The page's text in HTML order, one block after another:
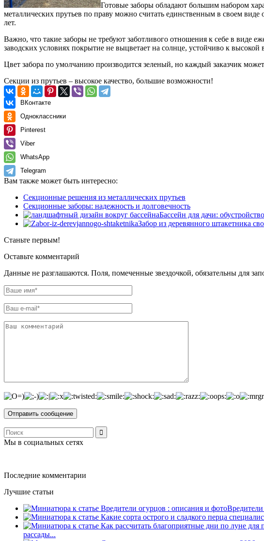
Готовые заборы обладают большим набором
металлических прутьев по праву можно считать единственным в своем
лет.
Важно, что такие заборы не требуют заботливого отношения к себе в виде
заводских условиях покрытие не выцветает на солнце, устойчиво к
Цвет забора по умолчанию производится зеленый, но каждый заказчик
Секции из прутьев – высокое качество, большие возможности!
ВКонтакте
Одноклассники
Pinterest
Viber
WhatsApp
Telegram
Вам также может быть интересно:
Секционные решения из металлических прутьев
Секционные заборы: надежность и долговечность
Бассейн для дачи:
Забор из деревянного штакетника
Станьте первым!
Оставьте комментарий
Данные не разглашаются. Поля, помеченные звездочкой, обязательны для
Мы в социальных сетях
Последние комментарии
Лучшие статьи
рассады...